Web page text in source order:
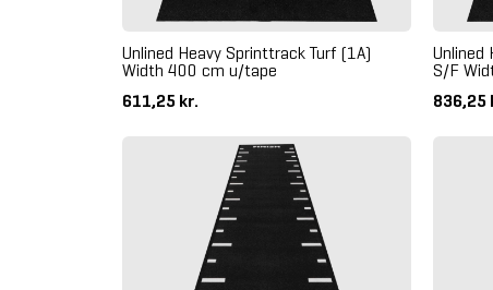
Unlined Heavy Sprinttrack Turf (1A)
Width 400 cm u/tape
611,25 kr.
Unlined
S/F
836,25